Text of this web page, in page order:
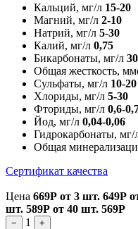
Кальций, мг/л 15-20
Магний, мг/л 2-10
Натрий, мг/л 5-30
Калий, мг/л 0,75
Бикарбонаты, мг/л
Общая жесткость,
Сульфаты, мг/л 10-20
Хлориды, мг/л 5-30
Фториды, мг/л 0,6-
Йод, мг/л 0,04-0,06
Гидрокарбонаты, мг/
Общая
Сертификат качества
Цена 669Р от 3 шт. 649Р
шт. 589Р от 40 шт. 569Р
− 1 +